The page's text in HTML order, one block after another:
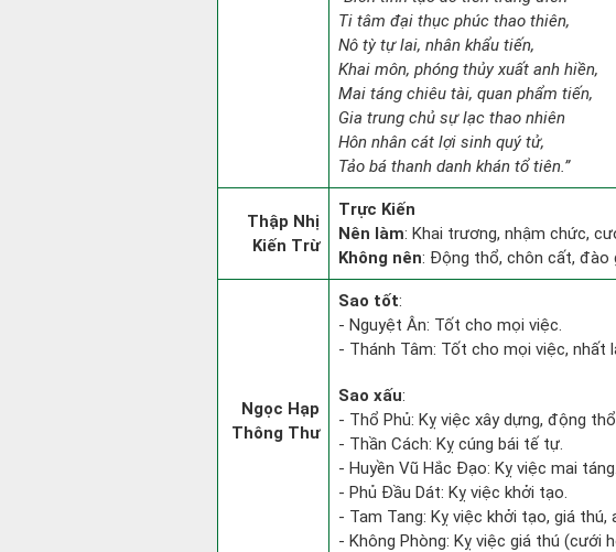
Ti tâm đại thục phúc thao thiên,
Nô tỳ tự lai, nhân khẩu tiến,
Khai môn, phóng thủy xuất anh hiền,
Mai táng chiêu tài, quan phẩm tiến,
Gia trung chủ sự lạc thao nhiên
Hôn nhân cát lợi sinh quý tử,
Tảo bá thanh danh khán tổ tiên.”
Thập Nhị
Kiến Trừ
Trực Kiến
Nên làm: Khai trương, nhậm chức,
Không nên: Động thổ, chôn cất, đào
Ngọc Hạp
Thông Thư
Sao tốt:
- Nguyệt Ân: Tốt cho mọi việc.
- Thánh Tâm: Tốt cho mọi việc, nhất
Sao xấu:
- Thổ Phủ: Kỵ việc xây dựng, động
- Thần Cách: Kỵ cúng bái tế tự.
- Huyền Vũ Hắc Đạo: Kỵ việc mai táng.
- Phủ Đầu Dát: Kỵ việc khởi tạo.
- Tam Tang: Kỵ việc khởi tạo, giá thú,
- Không Phòng: Kỵ việc giá thú (cưới